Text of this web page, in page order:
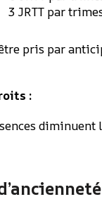
JRTT par
pris par
: